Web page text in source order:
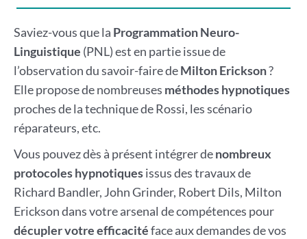
Saviez-vous que la Programmation Neuro-
Linguistique (PNL) est en partie issue de
l’observation du savoir-faire deMilton Erickson?
Elle propose de nombreuses méthodes hypnotiques
proches de la technique de Rossi, les scénario
réparateurs, etc.
Vous pouvez dès à présent intégrer denombreux
protocoles hypnotiquesissus des travaux de
Richard Bandler, John Grinder, Robert Dils, Milton
Erickson dans votre arsenal de compétences pour
décupler votre efficacitéface aux demandes de vos